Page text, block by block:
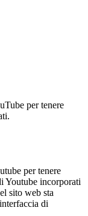
per tenere
per tenere
Youtube incorporati
sito web sta
di